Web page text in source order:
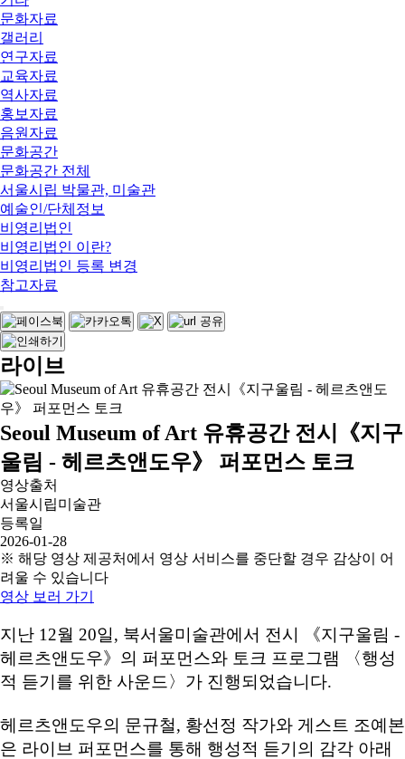
문화자료
갤러리
연구자료
교육자료
역사자료
홍보자료
음원자료
문화공간
문화공간 전체
서울시립 박물관, 미술관
예술인/단체정보
비영리법인
비영리법인 이란?
비영리법인 등록 변경
참고자료
라이브
Seoul Museum of Art 유휴공간 전시《지구
울림 - 헤르츠앤도우》 퍼포먼스 토크
영상출처
서울시립미술관
등록일
2026-01-28
※ 해당 영상 제공처에서 영상 서비스를 중단할 경우 감상이 어
려울 수 있습니다
영상 보러 가기
지난 12월 20일, 북서울미술관에서 전시 《지구울림 -
헤르츠앤도우》의 퍼포먼스와 토크 프로그램 〈행성
적 듣기를 위한 사운드〉가 진행되었습니다.
헤르츠앤도우의 문규철, 황선정 작가와 게스트 조예본
은 라이브 퍼포먼스를 통해 행성적 듣기의 감각 아래